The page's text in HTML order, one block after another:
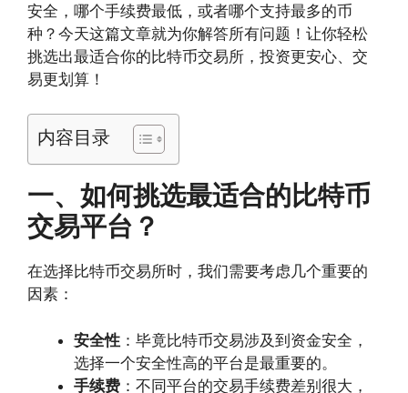
安全，哪个手续费最低，或者哪个支持最多的币
种？今天这篇文章就为你解答所有问题！让你轻松
挑选出最适合你的比特币交易所，投资更安心、交
易更划算！
内容目录
一、如何挑选最适合的比特币
交易平台？
在选择比特币交易所时，我们需要考虑几个重要的
因素：
安全性 ：毕竟比特币交易涉及到资金安全，
选择一个安全性高的平台是最重要的。
手续费 ：不同平台的交易手续费差别很大，